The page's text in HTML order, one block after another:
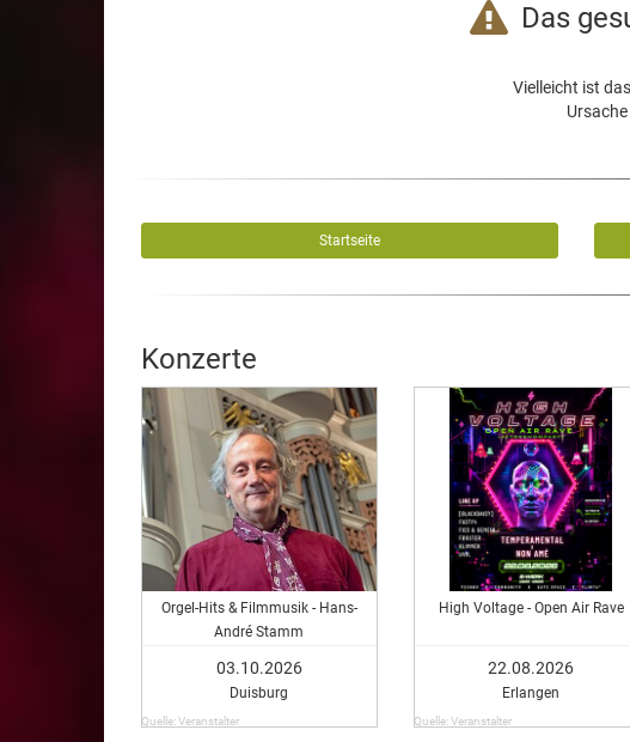
Das
Vielleicht ist
Startseite
Konzerte
Orgel-Hits & Filmmusik - Hans-
André Stamm
03.10.2026
Duisburg
Quelle: Veranstalter
High Voltage - Open Air Rave
22.08.2026
Erlangen
Quelle: Veranstalter